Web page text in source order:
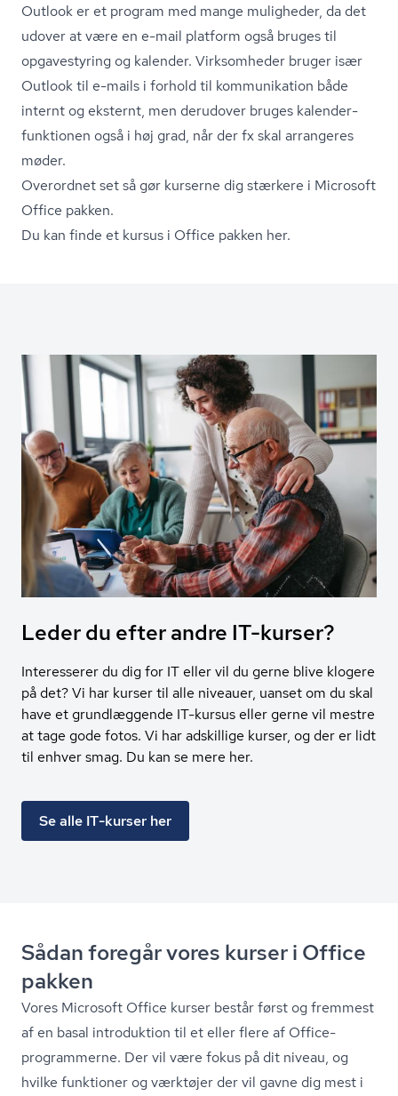
Outlook er et program med mange muligheder, da det
udover at være en e-mail platform også bruges til
opgavestyring og kalender. Virksomheder bruger især
Outlook til e-mails i forhold til kommunikation både
internt og eksternt, men derudover bruges ka­len­der­
funk­tio­nen også i høj grad, når der fx skal arrangeres
møder.
Overordnet set så gør kurserne dig stærkere i Microsoft
Office pakken.
Du kan finde et kursus i Office pakken her.
Leder du efter andre IT-kurser?
Interesserer du dig for IT eller vil du gerne blive klogere
på det? Vi har kurser til alle niveauer, uanset om du skal
have et grundlæggende IT-kursus eller gerne vil mestre
at tage gode fotos. Vi har adskillige kurser, og der er lidt
til enhver smag. Du kan se mere her.
Se alle IT-kurser her
Sådan foregår vores kurser i Office
pakken
Vores Microsoft Office kurser består først og fremmest
af en basal introduktion til et eller flere af Office-
programmerne. Der vil være fokus på dit niveau, og
hvilke funktioner og værktøjer der vil gavne dig mest i